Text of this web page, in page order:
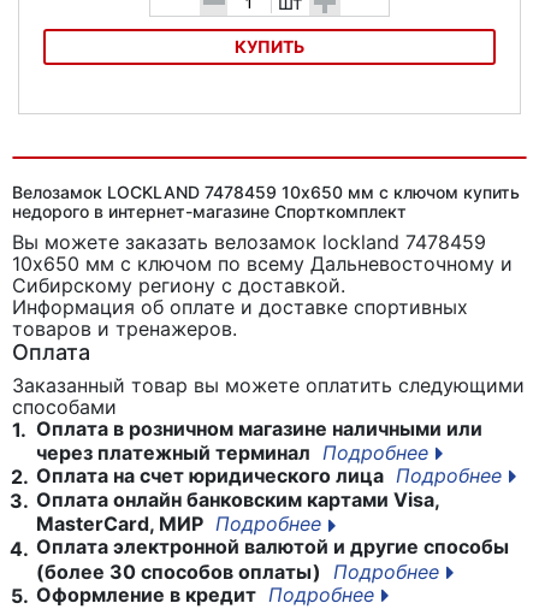
КУПИТЬ
Велозамок LOCKLAND 7478459 10х650 мм с ключом купить
недорого в интернет-магазине Спорткомплект
Вы можете заказать велозамок lockland 7478459
10х650 мм с ключом по всему Дальневосточному и
Сибирскому региону с доставкой.
Информация об оплате и доставке спортивных
товаров и тренажеров.
Оплата
Заказанный товар вы можете оплатить следующими
способами
1. Оплата в розничном магазине наличными или
через платежный терминал Подробнее
2. Оплата на счет юридического лица Подробнее
3. Оплата онлайн банковским картами Visa,
MasterCard, МИР Подробнее
4. Оплата электронной валютой и другие способы
(более 30 способов оплаты)
Подробнее
5. Оформление в кредит Подробнее